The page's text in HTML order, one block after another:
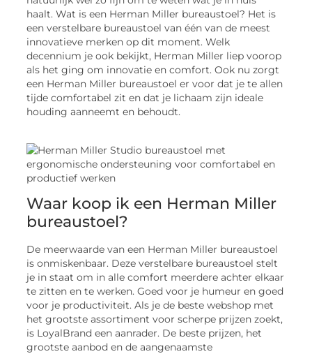
haalt. Wat is een Herman Miller bureaustoel? Het is
een verstelbare bureaustoel van één van de meest
innovatieve merken op dit moment. Welk
decennium je ook bekijkt, Herman Miller liep voorop
als het ging om innovatie en comfort. Ook nu zorgt
een Herman Miller bureaustoel er voor dat je te allen
tijde comfortabel zit en dat je lichaam zijn ideale
houding aanneemt en behoudt.
Waar koop ik een Herman Miller
bureaustoel?
De meerwaarde van een Herman Miller bureaustoel
is onmiskenbaar. Deze verstelbare bureaustoel stelt
je in staat om in alle comfort meerdere achter elkaar
te zitten en te werken. Goed voor je humeur en goed
voor je productiviteit. Als je de beste webshop met
het grootste assortiment voor scherpe prijzen zoekt,
is LoyalBrand een aanrader. De beste prijzen, het
grootste aanbod en de aangenaamste